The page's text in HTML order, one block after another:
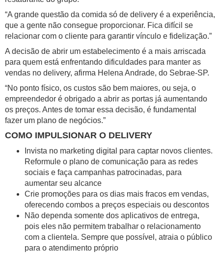
“A grande questão da comida só de delivery é a experiência,
que a gente não consegue proporcionar. Fica difícil se
relacionar com o cliente para garantir vínculo e fidelização.”
A decisão de abrir um estabelecimento é a mais arriscada
para quem está enfrentando dificuldades para manter as
vendas no delivery, afirma Helena Andrade, do Sebrae-SP.
“No ponto físico, os custos são bem maiores, ou seja, o
empreendedor é obrigado a abrir as portas já aumentando
os preços. Antes de tomar essa decisão, é fundamental
fazer um plano de negócios.”
COMO IMPULSIONAR O DELIVERY
Invista no marketing digital para captar novos clientes.
Reformule o plano de comunicação para as redes
sociais e faça campanhas patrocinadas, para
aumentar seu alcance
Crie promoções para os dias mais fracos em vendas,
oferecendo combos a preços especiais ou descontos
Não dependa somente dos aplicativos de entrega,
pois eles não permitem trabalhar o relacionamento
com a clientela. Sempre que possível, atraia o público
para o atendimento próprio